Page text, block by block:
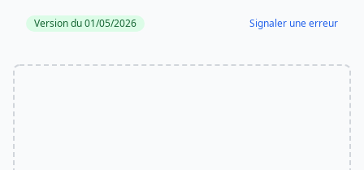
Version du 01/05/2026 Signaler une erreur